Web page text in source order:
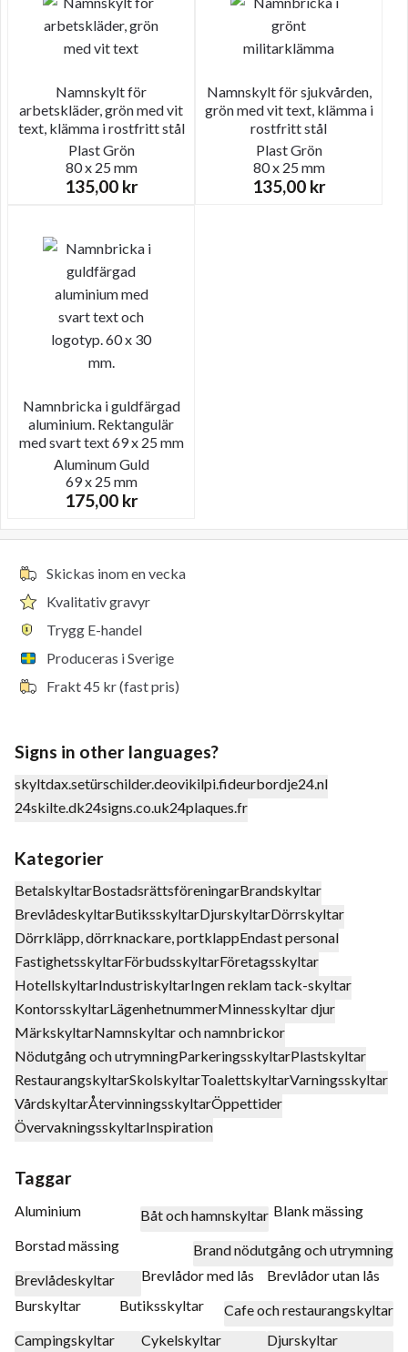
Namnskylt för
arbetskläder, grön med vit
text, klämma i rostfritt stål
PlastGrön
80 x 25 mm
135,00 kr
Namnskylt för sjukvården,
grön med vit text, klämma i
rostfritt stål
PlastGrön
80 x 25 mm
135,00 kr
Namnbricka i guldfärgad
aluminium. Rektangulär
med svart text 69 x 25 mm
AluminumGuld
69 x 25 mm
175,00 kr
Skickas inom en vecka
Kvalitativ gravyr
Trygg E-handel
Produceras i Sverige
Frakt 45 kr (fast pris)
Signs in other languages?
skyltdax.setürschilder.deovikilpi.fideurbordje24.nl
24skilte.dk24signs.co.uk24plaques.fr
Kategorier
BetalskyltarBostadsrättsföreningarBrandskyltar
BrevlådeskyltarButiksskyltarDjurskyltarDörrskyltar
Dörrkläpp, dörrknackare, portklappEndast personal
FastighetsskyltarFörbudsskyltarFöretagsskyltar
HotellskyltarIndustriskyltarIngen reklam tack-skyltar
KontorsskyltarLägenhetnummerMinnesskyltar djur
MärkskyltarNamnskyltar och namnbrickor
Nödutgång och utrymningParkeringsskyltarPlastskyltar
RestaurangskyltarSkolskyltarToalettskyltarVarningsskyltar
VårdskyltarÅtervinningsskyltarÖppettider
ÖvervakningsskyltarInspiration
Taggar
Aluminium Båt och hamnskyltar Blank mässing
Borstad mässing
Brand nödutgång och utrymning
Brevlådeskyltar
Brevlådor med lås
Brevlådor utan lås
Burskyltar
Butiksskyltar
Cafe och restaurangskyltar
Campingskyltar
Cykelskyltar
Djurskyltar